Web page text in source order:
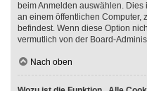
beim Anmelden auswählen.
an einem öffentlichen Computer,
befindest. Wenn diese Option
vermutlich von der Board-
Nach oben